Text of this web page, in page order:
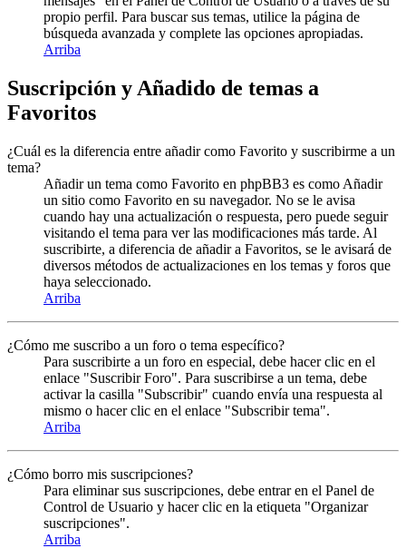
propio perfil. Para buscar sus temas, utilice la página de
búsqueda avanzada y complete las opciones apropiadas.
Arriba
Suscripción y Añadido de temas a
Favoritos
¿Cuál es la diferencia entre añadir como Favorito y suscribirme a un
tema?
Añadir un tema como Favorito en phpBB3 es como Añadir
un sitio como Favorito en su navegador. No se le avisa
cuando hay una actualización o respuesta, pero puede seguir
visitando el tema para ver las modificaciones más tarde. Al
suscribirte, a diferencia de añadir a Favoritos, se le avisará de
diversos métodos de actualizaciones en los temas y foros que
haya seleccionado.
Arriba
¿Cómo me suscribo a un foro o tema específico?
Para suscribirte a un foro en especial, debe hacer clic en el
enlace "Suscribir Foro". Para suscribirse a un tema, debe
activar la casilla "Subscribir" cuando envía una respuesta al
mismo o hacer clic en el enlace "Subscribir tema".
Arriba
¿Cómo borro mis suscripciones?
Para eliminar sus suscripciones, debe entrar en el Panel de
Control de Usuario y hacer clic en la etiqueta "Organizar
suscripciones".
Arriba